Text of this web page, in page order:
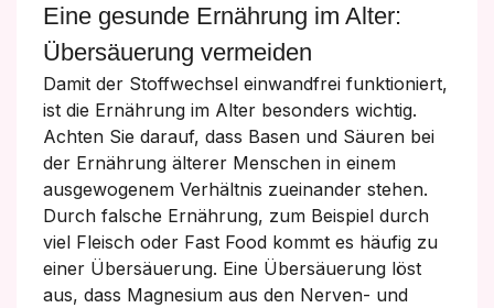
Eine gesunde Ernährung im Alter:
Übersäuerung vermeiden
Damit der Stoffwechsel einwandfrei funktioniert,
ist die Ernährung im Alter besonders wichtig.
Achten Sie darauf, dass Basen und Säuren bei
der Ernährung älterer Menschen in einem
ausgewogenem Verhältnis zueinander stehen.
Durch falsche Ernährung, zum Beispiel durch
viel Fleisch oder Fast Food kommt es häufig zu
einer Übersäuerung. Eine Übersäuerung löst
aus, dass Magnesium aus den Nerven- und